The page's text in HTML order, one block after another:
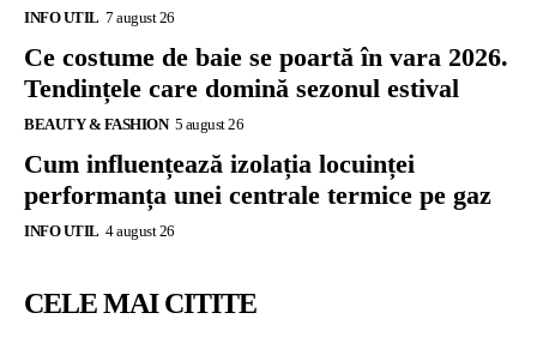
INFO UTIL 7 august 26
Ce costume de baie se poartă în vara 2026.
Tendințele care domină sezonul estival
BEAUTY & FASHION 5 august 26
Cum influențează izolația locuinței
performanța unei centrale termice pe gaz
INFO UTIL 4 august 26
CELE MAI CITITE